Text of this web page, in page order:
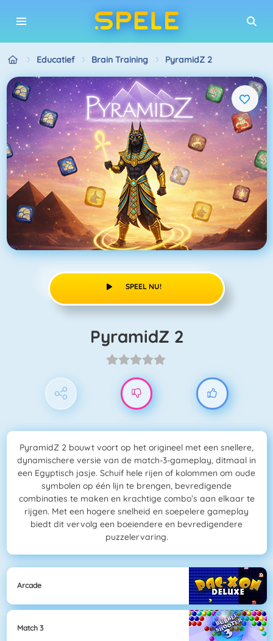
Educatief Brain Training PyramidZ 2
SPEEL NU!
PyramidZ 2
PyramidZ 2 bouwt voort op het origineel met een snellere,
dynamischere versie van de match-3-gameplay, ditmaal in
een Egyptisch jasje. Schuif hele rijen of kolommen om oude
symbolen op één lijn te brengen, bevredigende
combinaties te maken en krachtige combo’s aan elkaar te
rijgen. Met een hogere snelheid en soepelere gameplay
biedt dit vervolg een boeiendere en bevredigendere
puzzelervaring.
Arcade
Match 3